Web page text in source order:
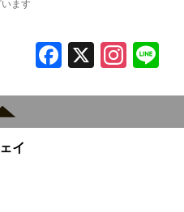
ます
F
e
X In
gr
イ